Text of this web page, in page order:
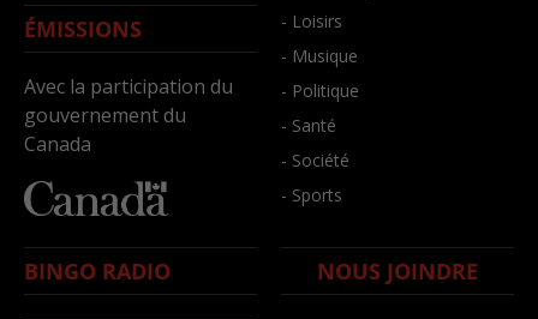
ÉMISSIONS
Avec la participation du
gouvernement du
Canada
- Loisirs
- Musique
- Politique
- Santé
- Société
- Sports
BINGO RADIO NOUS JOINDRE